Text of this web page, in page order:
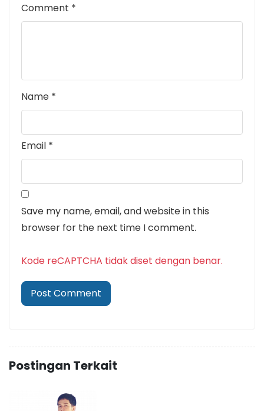
Comment *
Name *
Email *
Save my name, email, and website in this
browser for the next time I comment.
Kode reCAPTCHA tidak diset dengan benar.
Postingan Terkait